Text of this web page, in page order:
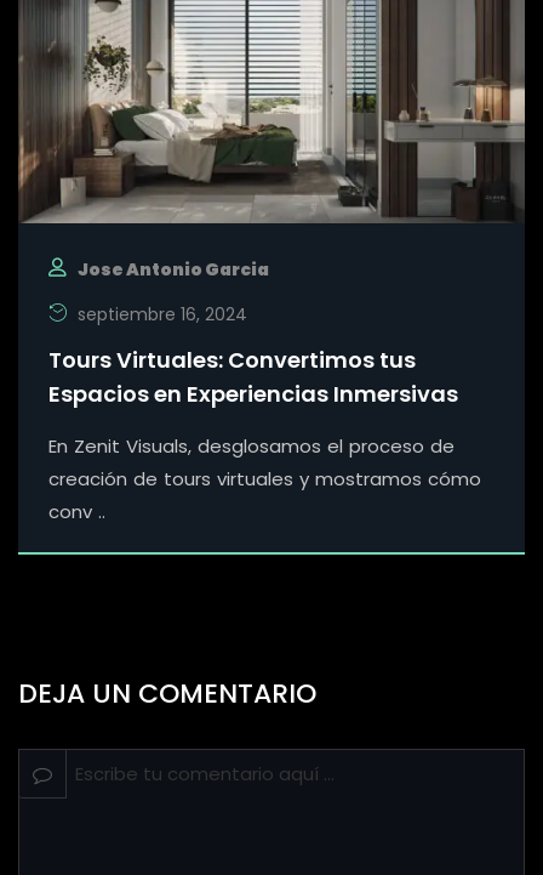
Jose Antonio Garcia
septiembre 16, 2024
Tours Virtuales: Convertimos tus
Espacios en Experiencias Inmersivas
En Zenit Visuals, desglosamos el proceso de
creación de tours virtuales y mostramos cómo
conv ..
DEJA UN COMENTARIO